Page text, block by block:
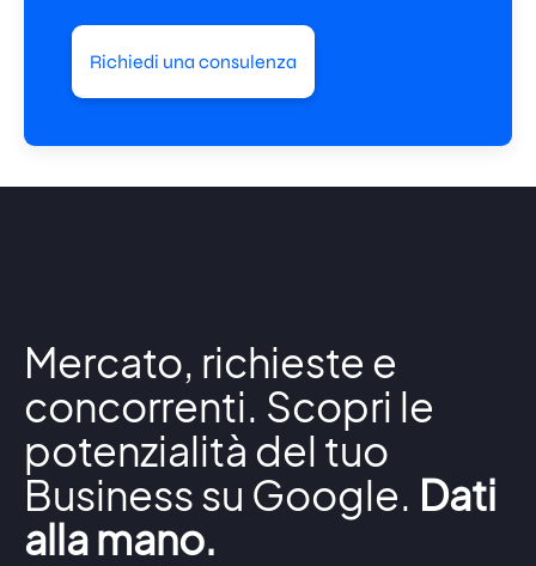
Richiedi una consulenza
Mercato, richieste e
concorrenti. Scopri le
potenzialità del tuo
Business su Google. Dati
alla mano.